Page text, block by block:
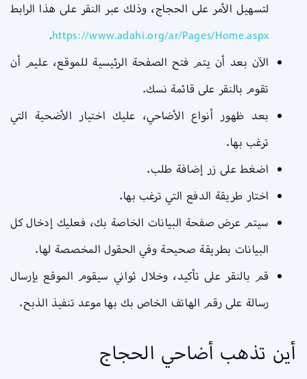
لتسهيل الأمر على الحجاج، وذلك عبر النقر على هذا الرابط
https://www.adahi.org/ar/Pages/Home.aspx
.
الآن بعد أن يتم فتح الصفحة الرئيسية للموقع، عليم أن
تقوم بالنقر على قائمة نسك.
بعد ظهور أنواع الأضاحي، عليك اختيار الأضحية التي
ترغب بها.
اضغط على زر إضافة طلب.
اختار طريقة الدفع التي ترغب بها.
سيتم عرض صفحة البيانات الخاصة بك، فعليك إدخال كل
البيانات بطريقة صحيحة وفي الحقول المخصصة لها.
قم بالنقر على تأكيد، وخلال ثواني سيقوم الموقع بإرسال
رسالة على رقم الهاتف الخاص بك بها موعد تنفيذ الذبح.
أين تذهب أضاحي الحجاج